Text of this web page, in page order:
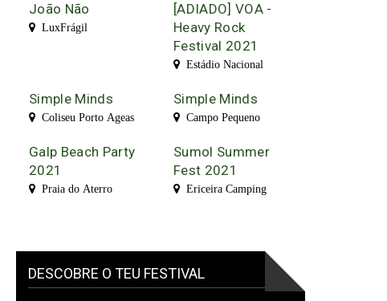
João Não
LuxFrágil
[ADIADO] VOA -
Heavy Rock
Festival 2021
Estádio Nacional
Simple Minds
Coliseu Porto Ageas
Simple Minds
Campo Pequeno
Galp Beach Party
2021
Praia do Aterro
Sumol Summer
Fest 2021
Ericeira Camping
DESCOBRE O TEU FESTIVAL